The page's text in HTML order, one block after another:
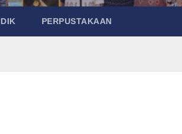
PERPUSTAKAAN